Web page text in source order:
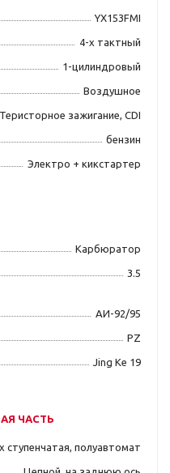
YX153FMI
4-х тактный
1-цилиндровый
Воздушное
Теристорное зажигание, CDI
бензин
Электро + кикстартер
Карбюратор
3.5
АИ-92/95
PZ
Jing Ke 19
ЧАСТЬ
ступенчатая, полуавтомат